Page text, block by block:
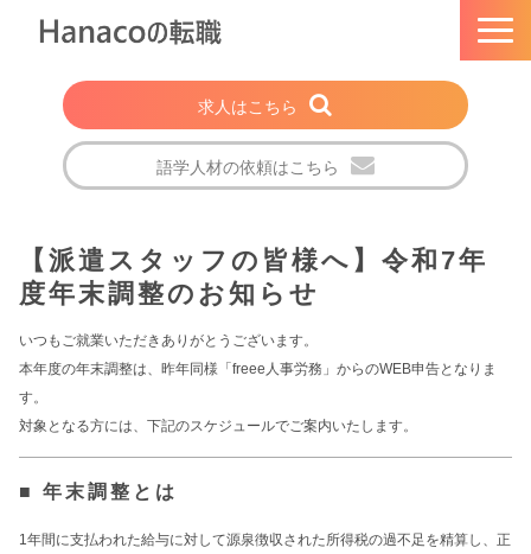
求人はこちら
語学人材の依頼はこちら
Hanacoの転職とは
選ばれる理由
法人・企業の方
転職成功者の声
【派遣スタッフの皆様へ】令和7年
度年末調整のお知らせ
いつもご就業いただきありがとうございます。
本年度の年末調整は、昨年同様「freee人事労務」からのWEB申告となりま
す。
対象となる方には、下記のスケジュールでご案内いたします。
■ 年末調整とは
1年間に支払われた給与に対して源泉徴収された所得税の過不足を精算し、正